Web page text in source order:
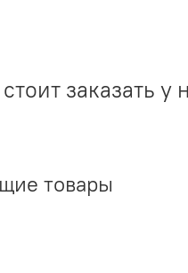
заказать у
товары